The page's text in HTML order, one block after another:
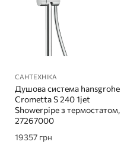
САНТЕХНІКА
Душова система hansgrohe
Crometta S 240 1jet
Showerpipe з термостатом,
27267000
19357 грн